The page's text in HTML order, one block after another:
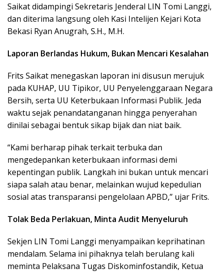
Saikat didampingi Sekretaris Jenderal LIN Tomi Langgi,
dan diterima langsung oleh Kasi Intelijen Kejari Kota
Bekasi Ryan Anugrah, S.H., M.H.
Laporan Berlandas Hukum, Bukan Mencari Kesalahan
Frits Saikat menegaskan laporan ini disusun merujuk
pada KUHAP, UU Tipikor, UU Penyelenggaraan Negara
Bersih, serta UU Keterbukaan Informasi Publik. Jeda
waktu sejak penandatanganan hingga penyerahan
dinilai sebagai bentuk sikap bijak dan niat baik.
“Kami berharap pihak terkait terbuka dan
mengedepankan keterbukaan informasi demi
kepentingan publik. Langkah ini bukan untuk mencari
siapa salah atau benar, melainkan wujud kepedulian
sosial atas transparansi pengelolaan APBD,” ujar Frits.
Tolak Beda Perlakuan, Minta Audit Menyeluruh
Sekjen LIN Tomi Langgi menyampaikan keprihatinan
mendalam. Selama ini pihaknya telah berulang kali
meminta Pelaksana Tugas Diskominfostandik, Ketua